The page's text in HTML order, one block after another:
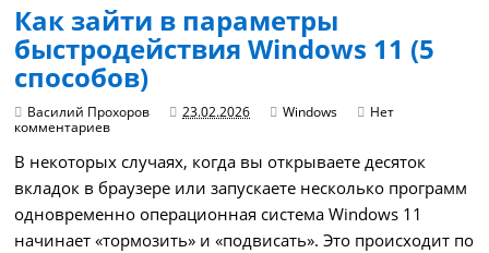
Как зайти в параметры
быстродействия Windows 11 (5
способов)
Василий Прохоров 23.02.2026 Windows
Нет
комментариев
В некоторых случаях, когда вы открываете десяток
вкладок в браузере или запускаете несколько программ
одновременно операционная система Windows 11
начинает «тормозить» и «подвисать». Это происходит по